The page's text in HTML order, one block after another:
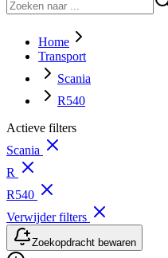
Home
Transport
Scania
R540
Actieve filters
Scania
R
R540
Verwijder filters
Zoekopdracht bewaren